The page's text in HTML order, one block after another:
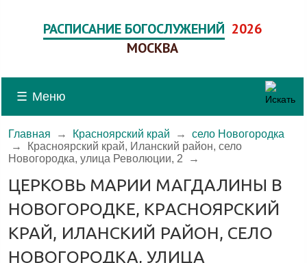
РАСПИСАНИЕ БОГОСЛУЖЕНИЙ 2026
МОСКВА
☰ Меню
Главная → Красноярский край →
село Новогородка
→
Красноярский край, Иланский район, село
Новогородка, улица Революции, 2 →
ЦЕРКОВЬ МАРИИ МАГДАЛИНЫ В
НОВОГОРОДКЕ, КРАСНОЯРСКИЙ
КРАЙ, ИЛАНСКИЙ РАЙОН, СЕЛО
НОВОГОРОДКА, УЛИЦА